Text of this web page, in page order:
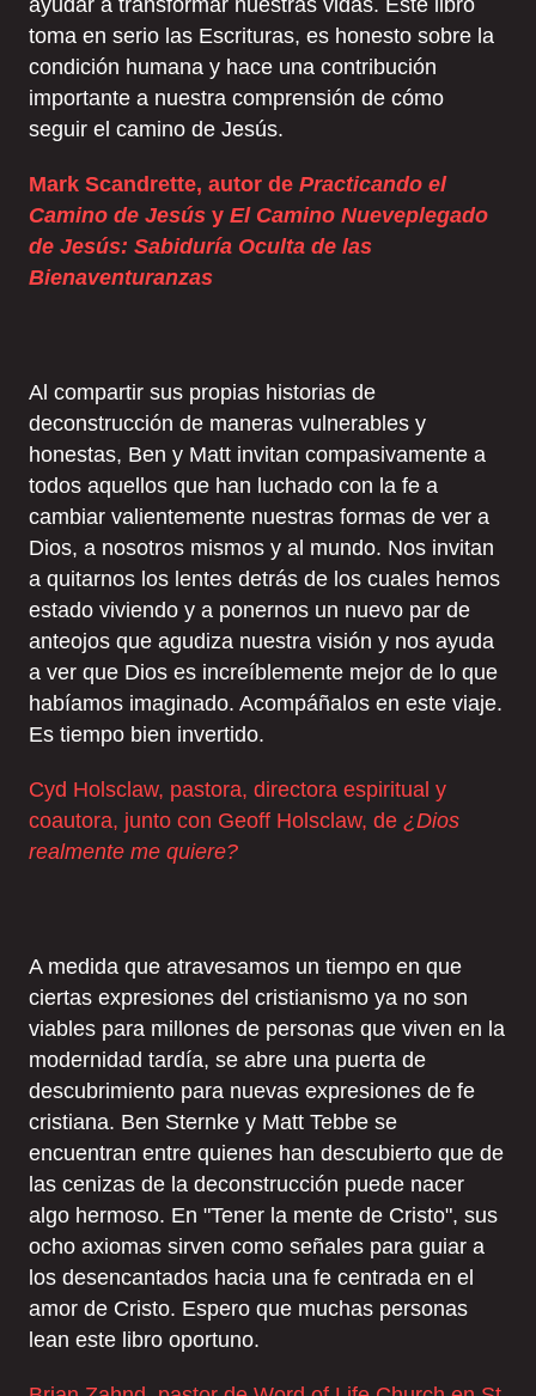
ayudar a transformar nuestras vidas. Este libro
toma en serio las Escrituras, es honesto sobre la
condición humana y hace una contribución
importante a nuestra comprensión de cómo
seguir el camino de Jesús.
Mark Scandrette, autor de Practicando el
Camino de Jesús y El Camino Nueveplegado
de Jesús: Sabiduría Oculta de las
Bienaventuranzas
Al compartir sus propias historias de
deconstrucción de maneras vulnerables y
honestas, Ben y Matt invitan compasivamente a
todos aquellos que han luchado con la fe a
cambiar valientemente nuestras formas de ver a
Dios, a nosotros mismos y al mundo. Nos invitan
a quitarnos los lentes detrás de los cuales hemos
estado viviendo y a ponernos un nuevo par de
anteojos que agudiza nuestra visión y nos ayuda
a ver que Dios es increíblemente mejor de lo que
habíamos imaginado. Acompáñalos en este viaje.
Es tiempo bien invertido.
Cyd Holsclaw, pastora, directora espiritual y
coautora, junto con Geoff Holsclaw, de ¿Dios
realmente me quiere?
A medida que atravesamos un tiempo en que
ciertas expresiones del cristianismo ya no son
viables para millones de personas que viven en la
modernidad tardía, se abre una puerta de
descubrimiento para nuevas expresiones de fe
cristiana. Ben Sternke y Matt Tebbe se
encuentran entre quienes han descubierto que de
las cenizas de la deconstrucción puede nacer
algo hermoso. En "Tener la mente de Cristo", sus
ocho axiomas sirven como señales para guiar a
los desencantados hacia una fe centrada en el
amor de Cristo. Espero que muchas personas
lean este libro oportuno.